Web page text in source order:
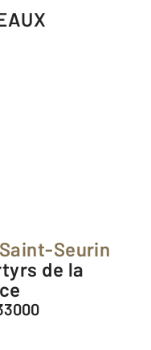
Saint-Seurin